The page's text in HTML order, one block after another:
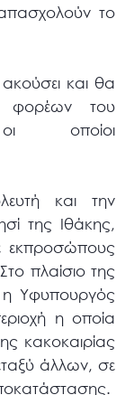
το
και θα
φορέων του
οποίοι
και την
της Ιθάκης,
εκπροσώπους
πλαίσιο της
η Υφυπουργός
η οποία
κακοκαιρίας
άλλων, σε